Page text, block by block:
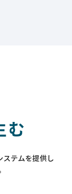
む
ステムを提供し